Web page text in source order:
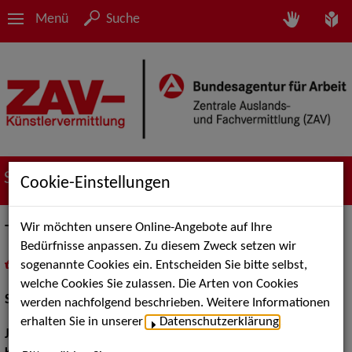
Menü Suche
Suche nach Künstler*innen
Tilo Keiner
als PDF speichern
inMeine Merklistelegen
Schauspiel:Film und TV, Bühne
Jahrgang:
Cookie-Einstellungen
Wir möchten unsere Online-Angebote auf Ihre
Bedürfnisse anpassen. Zu diesem Zweck setzen wir
sogenannte Cookies ein. Entscheiden Sie bitte selbst,
welche Cookies Sie zulassen. Die Arten von Cookies
werden nachfolgend beschrieben. Weitere Informationen
erhalten Sie in unserer
Datenschutzerklärung